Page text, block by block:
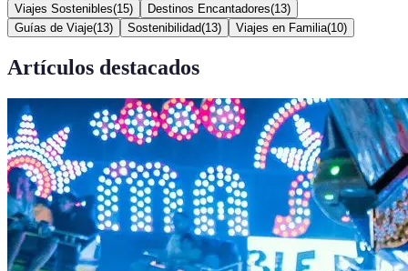
Viajes Sostenibles(15) Destinos Encantadores(13)
Guías de Viaje(13) Sostenibilidad(13) Viajes en Familia(10)
Artículos destacados